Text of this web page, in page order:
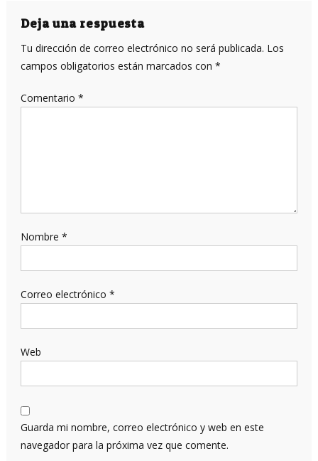
entradas
Deja una respuesta
Tu dirección de correo electrónico no será publicada. Los
campos obligatorios están marcados con *
Comentario *
Nombre *
Correo electrónico *
Web
Guarda mi nombre, correo electrónico y web en este
navegador para la próxima vez que comente.